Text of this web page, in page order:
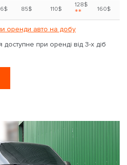
85$ 110$
128$
** 160$
оренди авто на добу
при оренді від 3-х діб